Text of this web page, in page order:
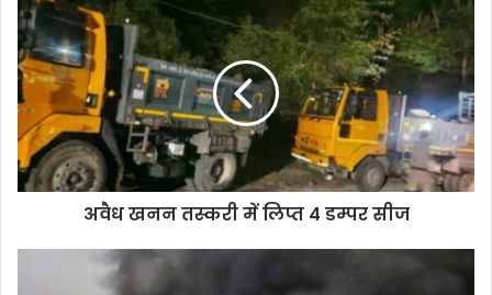
अवैध खनन तस्करी में लिप्त 4 डम्पर सीज